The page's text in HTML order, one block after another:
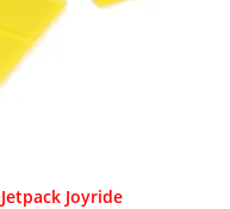
Jetpack Joyride